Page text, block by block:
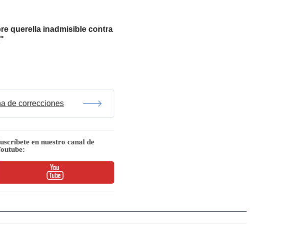
querella inadmisible contra
de correcciones
en nuestro canal de